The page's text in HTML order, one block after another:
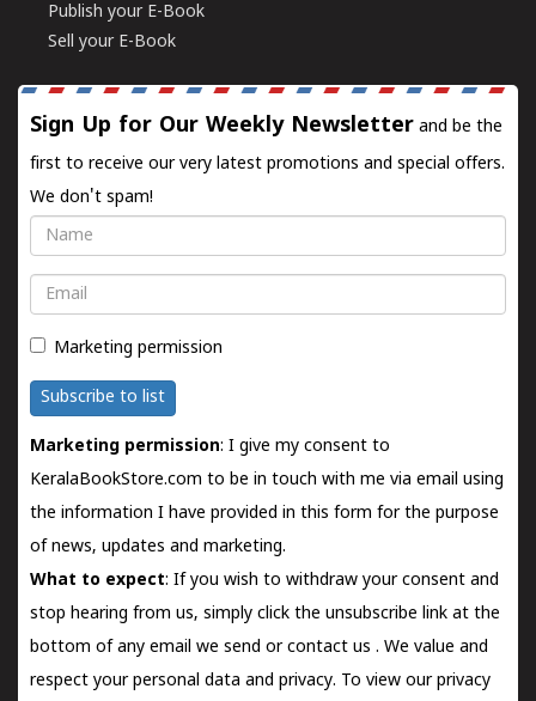
Publish your E-Book
Sell your E-Book
Sign Up for Our Weekly Newsletter and be the
first to receive our very latest promotions and special offers.
We don't spam!
Name
Email
Marketing permission
Subscribe to list
Marketing permission: I give my consent to
KeralaBookStore.com to be in touch with me via email using
the information I have provided in this form for the purpose
of news, updates and marketing.
What to expect: If you wish to withdraw your consent and
stop hearing from us, simply click the unsubscribe link at the
bottom of any email we send orcontact us . We value and
respect your personal data and privacy. To view our privacy